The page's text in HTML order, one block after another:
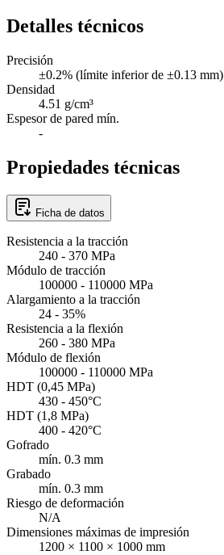
Detalles técnicos
Precisión
±0.2% (límite inferior de ±0.13 mm)
Densidad
4.51 g/cm³
Espesor de pared mín.
-
Propiedades técnicas
Ficha de datos
Resistencia a la tracción
240 - 370 MPa
Módulo de tracción
100000 - 110000 MPa
Alargamiento a la tracción
24 - 35%
Resistencia a la flexión
260 - 380 MPa
Módulo de flexión
100000 - 110000 MPa
HDT (0,45 MPa)
430 - 450°C
HDT (1,8 MPa)
400 - 420°C
Gofrado
mín. 0.3 mm
Grabado
mín. 0.3 mm
Riesgo de deformación
N/A
Dimensiones máximas de impresión
1200 × 1100 × 1000 mm